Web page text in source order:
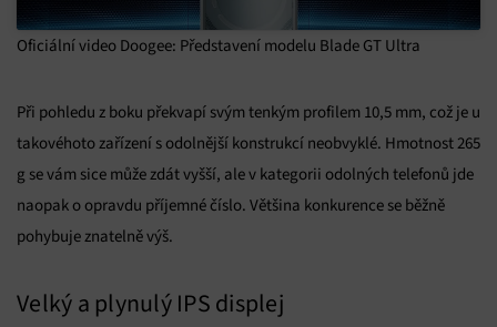
Oficiální video Doogee: Představení modelu Blade GT Ultra
Při pohledu z boku překvapí svým tenkým profilem 10,5 mm, což je u
takovéhoto zařízení s odolnější konstrukcí neobvyklé. Hmotnost 265
g se vám sice může zdát vyšší, ale v kategorii odolných telefonů jde
naopak o opravdu příjemné číslo. Většina konkurence se běžně
pohybuje znatelně výš.
Velký a plynulý IPS displej